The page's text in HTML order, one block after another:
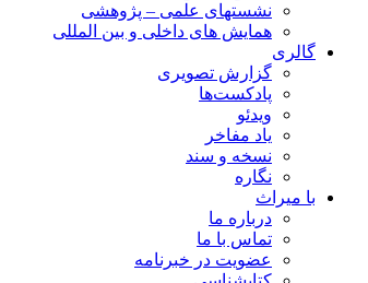
نشستهای علمی – پژوهشی
همایش های داخلی و بین المللی
گالری
گزارش تصویری
پادکست‌ها
ویدئو
یاد مفاخر
نسخه و سند
نگاره
با میراث
درباره ما
تماس با ما
عضویت در خبرنامه